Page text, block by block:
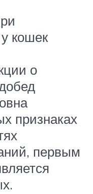
кошек
о
признаках
первым